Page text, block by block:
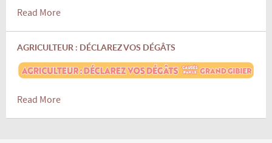
Read More
AGRICULTEUR : DÉCLAREZ VOS DÉGÂTS
Read More